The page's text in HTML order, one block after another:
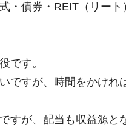
・債券・REIT（リー
です。
ですが、時間をかけれ
すが、配当も収益源と